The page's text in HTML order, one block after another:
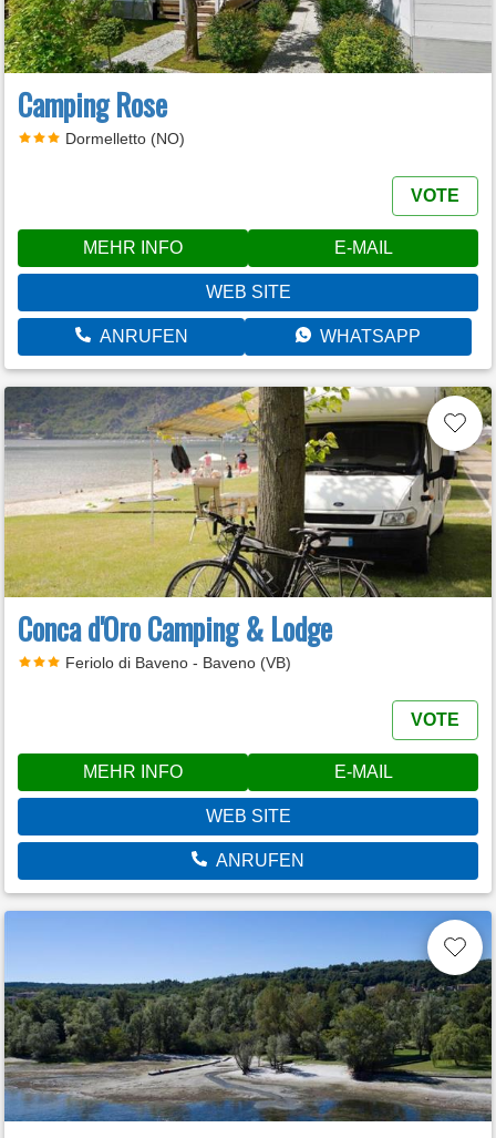
Camping Rose
Dormelletto (NO)
VOTE
MEHR INFO E-MAIL
WEB SITE
ANRUFEN WHATSAPP
Conca d'Oro Camping & Lodge
Feriolo di Baveno - Baveno (VB)
VOTE
MEHR INFO E-MAIL
WEB SITE
ANRUFEN